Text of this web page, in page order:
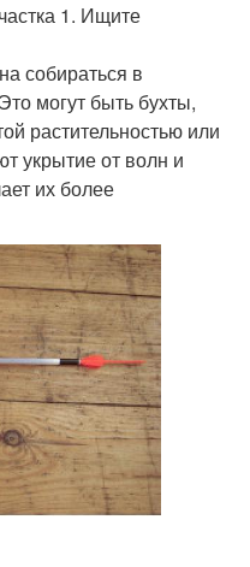
1. Ищите
собираться в
могут быть бухты,
растительностью или
укрытие от волн и
их более